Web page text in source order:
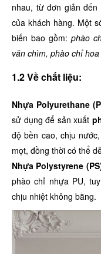
nhau, từ đơn giản
của khách hàng. Một
biến bao gồm: phào
văn chìm, phào chỉ
1.2 Về chất liệu:
Nhựa Polyurethane
sử dụng để sản xuất
độ bền cao, chịu
mọt, đồng thời có thể
Nhựa Polystyrene
phào chỉ nhựa PU,
chịu nhiệt không bằng.